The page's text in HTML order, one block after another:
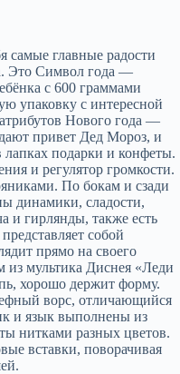
самые главные радости
Это Символ года —
с 600 граммами
упаковку с интересной
Нового года —
привет Дед Мороз, и
подарки и конфеты.
и регулятор громкости.
По бокам и сзади
динамики, сладости,
и гирлянды, также есть
собой
прямо на своего
из мультика Диснея «Леди
хорошо держит форму.
ворс, отличающийся
и язык выполнены из
нитками разных цветов.
вставки, поворачивая